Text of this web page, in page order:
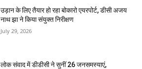
उड़ान के लिए तैयार हो रहा बोकारो एयरपोर्ट, डीसी अजय
नाथ झा ने किया संयुक्त निरीक्षण
July 29, 2026
लोक संवाद में डीडीसी ने सुनीं 26 जनसमस्याएं,